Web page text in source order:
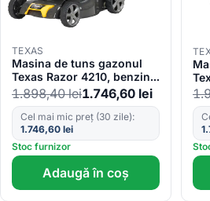
TEXAS
Masina de tuns gazonul
Texas Razor 4210, benzina,
1.2kW, latime taiere 42cm,
reglaj central 6 trepte, sac
45 litri
1.898,40lei1.746,60 lei
Cel mai mic preț (30 zile):
1.746,60 lei
Stoc furnizor
Adaugă în coș
1,